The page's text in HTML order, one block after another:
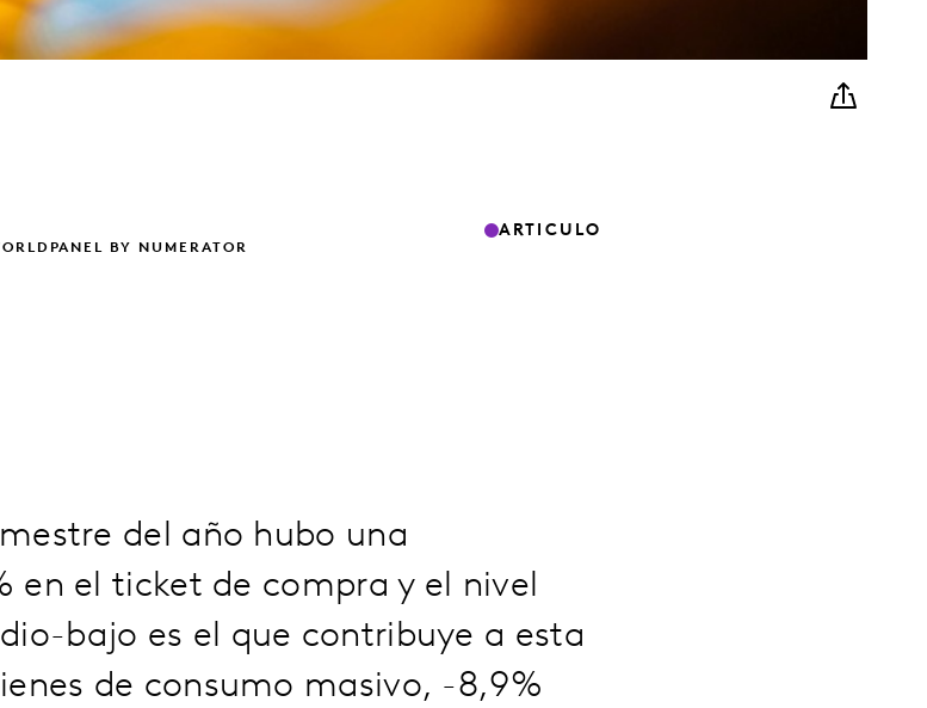
BY NUMERATOR
ARTICULO
del año hubo una
en el ticket de compra y el nivel
bajo es el que contribuye a esta
de consumo masivo, -8,9%